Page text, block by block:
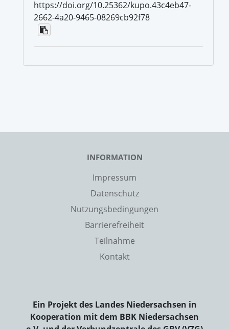
https://doi.org/10.25362/kupo.43c4eb47-
2662-4a20-9465-08269cb92f78
INFORMATION
Impressum
Datenschutz
Nutzungsbedingungen
Barrierefreiheit
Teilnahme
Kontakt
Ein Projekt des Landes Niedersachsen in
Kooperation mit dem BBK Niedersachsen